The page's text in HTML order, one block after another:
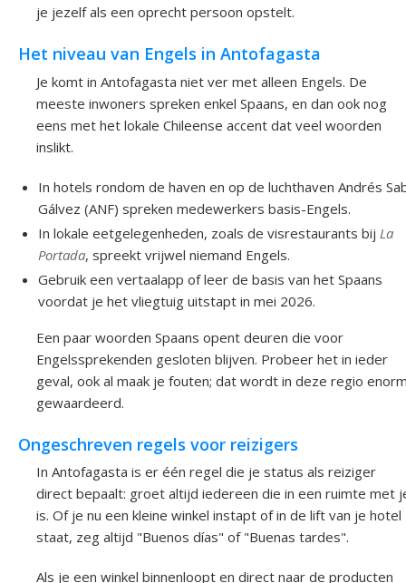
je jezelf als een oprecht persoon opstelt.
Het niveau van Engels in Antofagasta
Je komt in Antofagasta niet ver met alleen Engels. De
meeste inwoners spreken enkel Spaans, en dan ook nog
eens met het lokale Chileense accent dat veel woorden
inslikt.
In hotels rondom de haven en op de luchthaven Andrés
Gálvez (ANF) spreken medewerkers basis-Engels.
In lokale eetgelegenheden, zoals de visrestaurants bij La
Portada, spreekt vrijwel niemand Engels.
Gebruik een vertaalapp of leer de basis van het Spaans
voordat je het vliegtuig uitstapt in mei 2026.
Een paar woorden Spaans opent deuren die voor
Engelssprekenden gesloten blijven. Probeer het in ieder
geval, ook al maak je fouten; dat wordt in deze regio
gewaardeerd.
Ongeschreven regels voor reizigers
In Antofagasta is er één regel die je status als reiziger
direct bepaalt: groet altijd iedereen die in een ruimte met
is. Of je nu een kleine winkel instapt of in de lift van je hotel
staat, zeg altijd "Buenos días" of "Buenas tardes".
Als je een winkel binnenloopt en direct naar de producten